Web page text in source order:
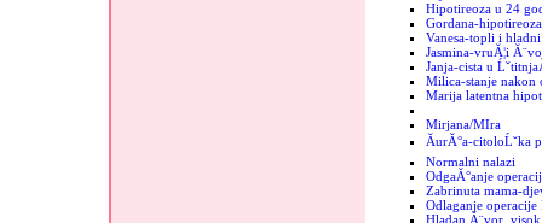
Hipotireoza u 24
Gordana-hipotireoza
Vanesa-topli i
Jasmina-vruĂ¦i
Janja-cista u
Milica-stanje nakon
Marija latentna
Mirjana/MIra
ĂurĂ°a-citoloĹˇka
Normalni nalazi
OdgaĂ°anje
Zabrinuta mama-
Odlaganje
Hladan Ă¨vor,